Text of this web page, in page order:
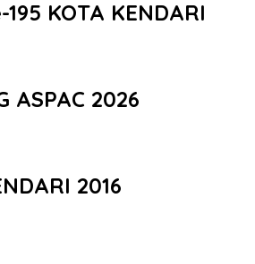
KOTA KENDARI
ASPAC 2026
2016